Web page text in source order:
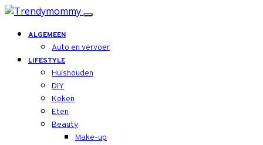
ALGEMEEN
Auto en vervoer
LIFESTYLE
Huishouden
DIY
Koken
Eten
Beauty
Make-up